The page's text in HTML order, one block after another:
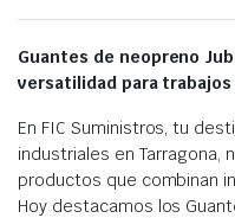
Guantes de neopreno
versatilidad para
En FIC Suministros, tu
industriales en
productos que combinan
Hoy destacamos los